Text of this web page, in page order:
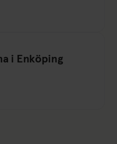
i Enköping